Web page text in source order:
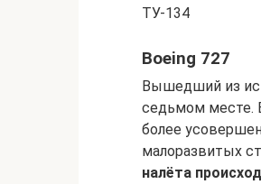
ТУ-134
Boeing 727
Вышедший из
седьмом месте.
более
малоразвитых
налёта